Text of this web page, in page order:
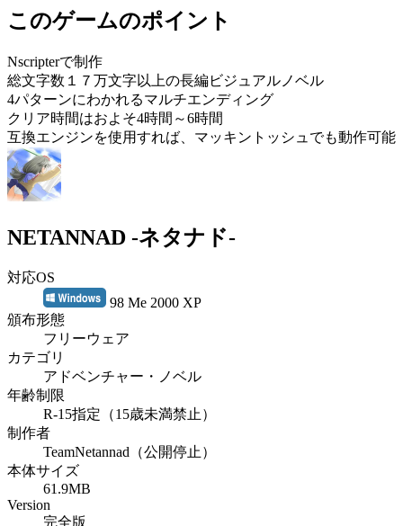
このゲームのポイント
Nscripterで制作
総文字数１７万文字以上の長編ビジュアルノベル
4パターンにわかれるマルチエンディング
クリア時間はおよそ4時間～6時間
互換エンジンを使用すれば、マッキントッシュでも動作可能
NETANNAD -ネタナド-
対応OS
98 Me 2000 XP
頒布形態
フリーウェア
カテゴリ
アドベンチャー・ノベル
年齢制限
R-15指定（15歳未満禁止）
制作者
TeamNetannad（公開停止）
本体サイズ
61.9MB
Version
完全版